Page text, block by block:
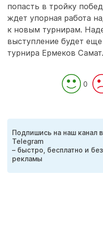
попасть в тройку
ждет упорная работа
к новым турнирам.
выступление будет
турнира Ермеков Самат.
0
Подпишись на наш канал в
Telegram
– быстро, бесплатно и без
рекламы